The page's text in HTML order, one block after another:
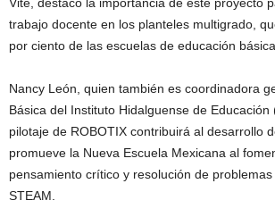
Vite, destacó la importancia de este proyecto
trabajo docente en los planteles multigrado,
por ciento de las escuelas de educación
Nancy León, quien también es coordinadora
Básica del Instituto Hidalguense de
pilotaje de ROBOTIX contribuirá al desarrollo
promueve la Nueva Escuela Mexicana al
pensamiento crítico y resolución de
STEAM.